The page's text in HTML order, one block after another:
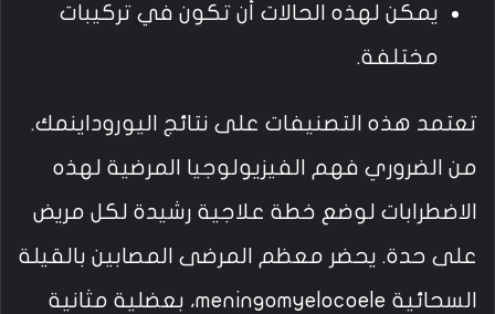
يمكن لهذه الحالات أن تكون في تركيبات
مختلفة.
تعتمد هذه التصنيفات على نتائج اليوروداينمك.
من الضروري فهم الفيزيولوجيا المرضية لهذه
الاضطرابات لوضع خطة علاجية رشيدة لكل مريض
على حدة. يحضر معظم المرضى المصابين بالقيلة
السحائية meningomyelocoele، بعضلية مثانية